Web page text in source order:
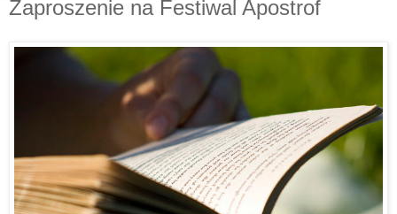
Zaproszenie na Festiwal Apostrof